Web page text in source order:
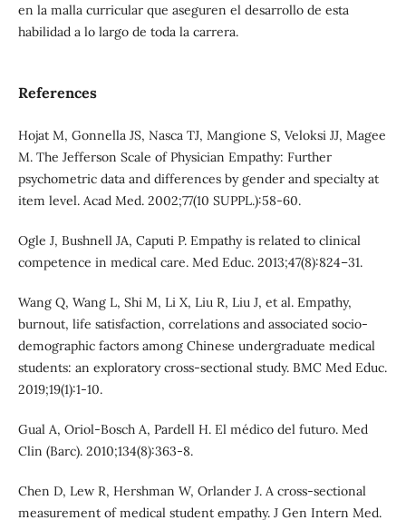
en la malla curricular que aseguren el desarrollo de esta
habilidad a lo largo de toda la carrera.
References
Hojat M, Gonnella JS, Nasca TJ, Mangione S, Veloksi JJ, Magee
M. The Jefferson Scale of Physician Empathy: Further
psychometric data and differences by gender and specialty at
item level. Acad Med. 2002;77(10 SUPPL.):58-60.
Ogle J, Bushnell JA, Caputi P. Empathy is related to clinical
competence in medical care. Med Educ. 2013;47(8):824–31.
Wang Q, Wang L, Shi M, Li X, Liu R, Liu J, et al. Empathy,
burnout, life satisfaction, correlations and associated socio-
demographic factors among Chinese undergraduate medical
students: an exploratory cross-sectional study. BMC Med Educ.
2019;19(1):1-10.
Gual A, Oriol-Bosch A, Pardell H. El médico del futuro. Med
Clin (Barc). 2010;134(8):363-8.
Chen D, Lew R, Hershman W, Orlander J. A cross-sectional
measurement of medical student empathy. J Gen Intern Med.